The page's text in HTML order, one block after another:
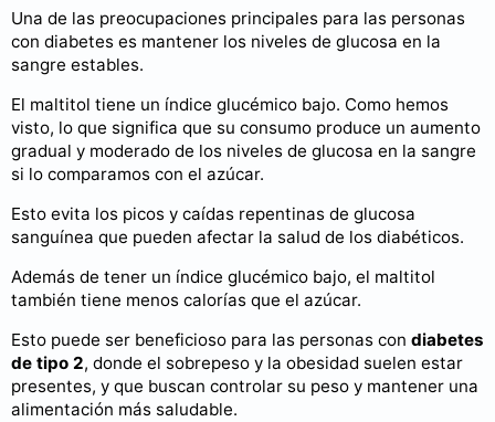
Una de las preocupaciones principales para las personas
con diabetes es mantener los niveles de glucosa en la
sangre estables.
El maltitol tiene un índice glucémico bajo. Como hemos
visto, lo que significa que su consumo produce un aumento
gradual y moderado de los niveles de glucosa en la sangre
si lo comparamos con el azúcar.
Esto evita los picos y caídas repentinas de glucosa
sanguínea que pueden afectar la salud de los diabéticos.
Además de tener un índice glucémico bajo, el maltitol
también tiene menos calorías que el azúcar.
Esto puede ser beneficioso para las personas con diabetes
de tipo 2, donde el sobrepeso y la obesidad suelen estar
presentes, y que buscan controlar su peso y mantener una
alimentación más saludable.